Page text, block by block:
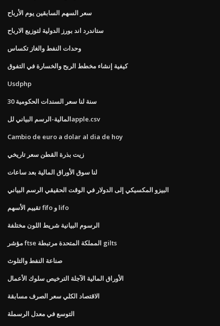
سعر السهم السابقين يوم الأرباح
ستاندرد اند بورز الدولية لتوزيع الارباح
وحدات النفط والغاز تكساس
كيفية إنشاء مخطط الربح والخسارة في التفوق
Usdphp
30 سنة لنا سعر السندات الحكومية
المالية-الرسم البياني للapple.csv
Cambio de euro a dolar al dia de hoy
زيت بذرة القطن سعر تاريخي
لنا سوق الأوراق المالية بعد ساعات
البيزو المكسيكي إلى الدولار في الوقت الحقيقي الرسم البياني
تقييم الأسهم fifo و lifo
الرسوم البيانية شريط اللون مختلفة
مؤشر ftse المملكة المتحدة مرتبطة gilts
صناعة النفط والتلوث
الأوراق المالية الآجلة الترخيص سلوك الأعمال
الاقتصاد الكلي سعر الصرف مسابقة
التوسع في معدل الرسملة